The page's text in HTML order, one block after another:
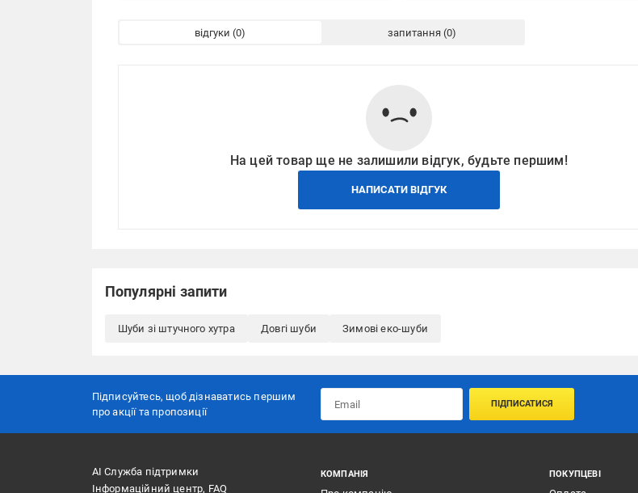
відгуки запитання
На цей товар ще не залишили відгук, будьте першим!
НАПИСАТИ ВІДГУК
Популярні запити
Шуби зі штучного хутра Довгі шуби Зимові еко-шуби
Підписуйтесь, щоб дізнаватись першим
про акції та пропозиції
ПІДПИСАТИСЯ
АІ Служба підтримки
Інформаційний центр, FAQ
КОМПАНІЯ ПОКУПЦЕВІ